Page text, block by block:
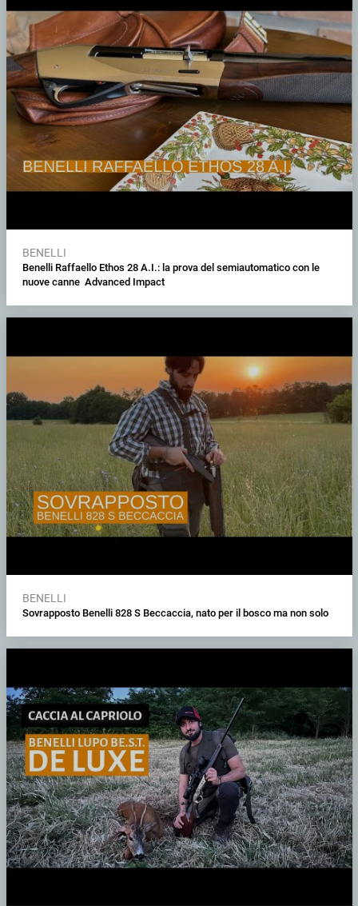
BENELLI
Benelli Raffaello Ethos 28 A.I.: la prova del semiautomatico con le
nuove canne Advanced Impact
BENELLI
Sovrapposto Benelli 828 S Beccaccia, nato per il bosco ma non solo